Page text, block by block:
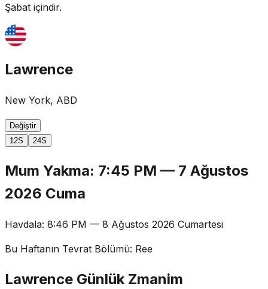
Şabat içindir.
Lawrence
New York, ABD
Değiştir
12S
24S
Mum Yakma: 7:45 PM — 7 Ağustos
2026 Cuma
Havdala: 8:46 PM — 8 Ağustos 2026 Cumartesi
Bu Haftanın Tevrat Bölümü: Ree
Lawrence Günlük Zmanim